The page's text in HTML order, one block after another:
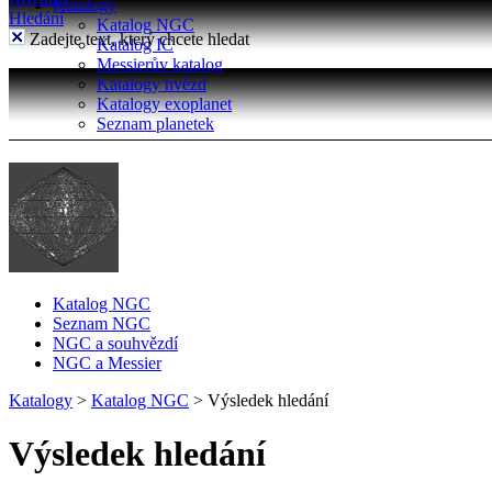
Katalogy
Katalog NGC
Katalog IC
Messierův katalog
Katalogy hvězd
Katalogy exoplanet
Seznam planetek
Hledání
Zadejte text, který chcete hledat
Katalog NGC
Seznam NGC
NGC a souhvězdí
NGC a Messier
Katalogy > Katalog NGC > Výsledek hledání
Výsledek hledání